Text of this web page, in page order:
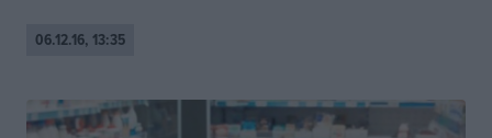
06.12.16, 13:35